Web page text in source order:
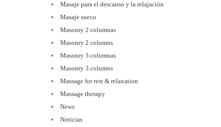
Masaje para el descanso y la relajación
Masaje sueco
Masonry 2 columnas
Masonry 2 columns
Masonry 3 columnas
Masonry 3 columns
Massage for rest & relaxation
Massage therapy
News
Noticias